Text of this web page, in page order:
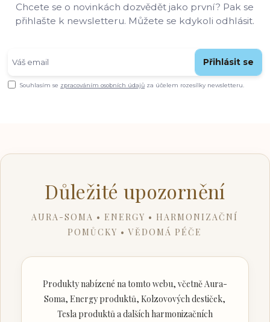
Chcete se o novinkách dozvědět jako první? Pak se
přihlašte k newsletteru. Můžete se kdykoli odhlásit.
Přihlásit se
Souhlasím se zpracováním osobních údajů za účelem rozesílky newsletteru.
Důležité upozornění
AURA-SOMA • ENERGY • HARMONIZAČNÍ
POMŮCKY • VĚDOMÁ PÉČE
Produkty nabízené na tomto webu, včetně Aura-
Soma, Energy produktů, Kolzovových destiček,
Tesla produktů a dalších harmonizačních